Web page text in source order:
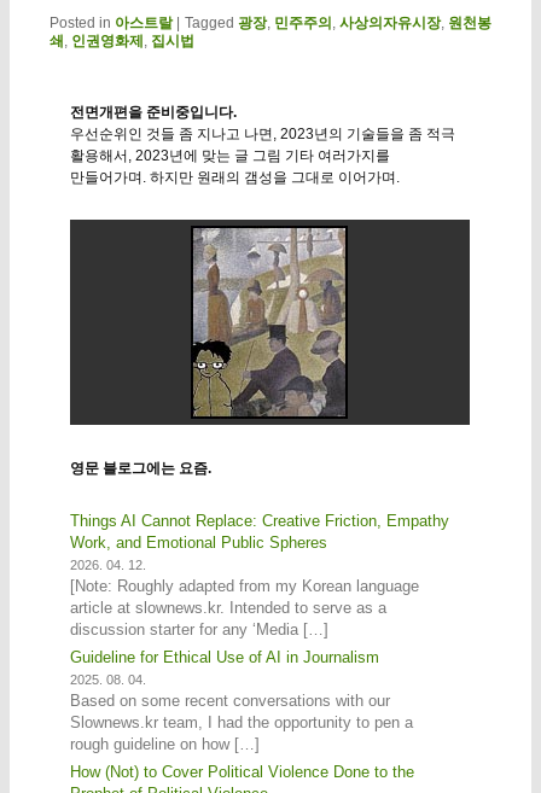
Posted in 아스트랄 | Tagged 광장, 민주주의 ,사상의자유시장, 원천봉
쇄 인권영화제 집시법
전면개편을 준비중입니다.
우선순위인 것들 좀 지나고 나면, 2023년의 기술들을 좀 적극
활용해서, 2023년에 맞는 글 그림 기타 여러가지를
만들어가며. 하지만 원래의 갬성을 그대로 이어가며.
영문 블로그에는 요즘.
Things AI Cannot Replace: Creative Friction, Empathy
Work, and Emotional Public Spheres
2026. 04. 12.
[Note: Roughly adapted from my Korean language
article at slownews.kr. Intended to serve as a
discussion starter for any ‘Media […]
Guideline for Ethical Use of AI in Journalism
2025. 08. 04.
Based on some recent conversations with our
Slownews.kr team, I had the opportunity to pen a
rough guideline on how […]
How (Not) to Cover Political Violence Done to the